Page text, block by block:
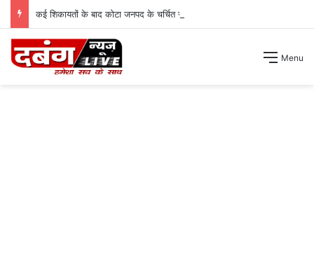
कई शिकायतों के बाद कोटा जनपद के चर्चित सचिव पंचायत से हटाए गए ।
Menu